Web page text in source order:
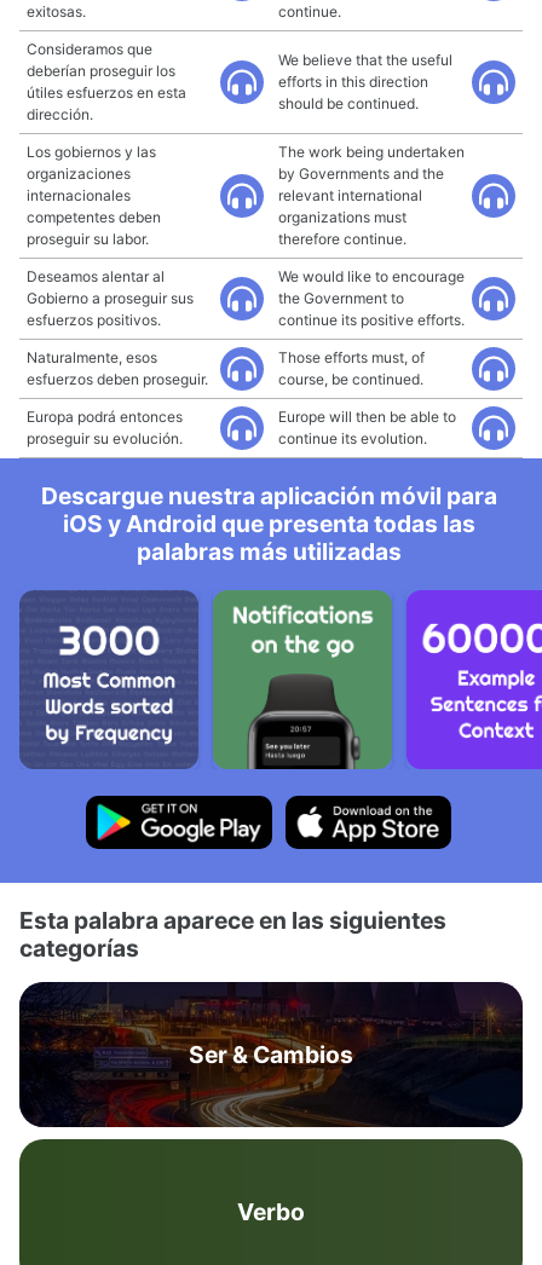
exitosas.
continue.
Consideramos que
deberían proseguir los
útiles esfuerzos en esta
dirección.
We believe that the useful
efforts in this direction
should be continued.
Los gobiernos y las
organizaciones
internacionales
competentes deben
proseguir su labor.
The work being undertaken
by Governments and the
relevant international
organizations must
therefore continue.
Deseamos alentar al
Gobierno a proseguir sus
esfuerzos positivos.
We would like to encourage
the Government to
continue its positive efforts.
Naturalmente, esos
esfuerzos deben proseguir.
Those efforts must, of
course, be continued.
Europa podrá entonces
proseguir su evolución.
Europe will then be able to
continue its evolution.
Descargue nuestra aplicación móvil para
iOS y Android que presenta todas las
palabras más utilizadas
Esta palabra aparece en las siguientes
categorías
Ser & Cambios
Verbo